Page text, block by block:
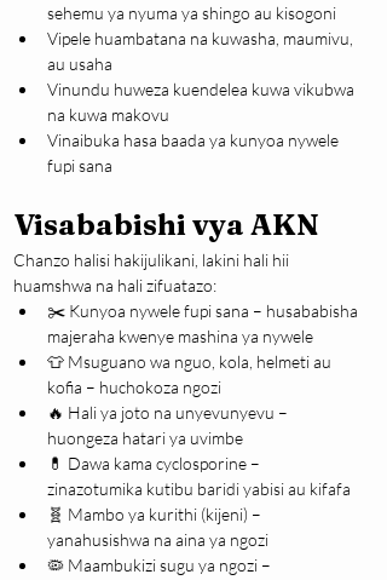
sehemu ya nyuma ya shingo au kisogoni
Vipele huambatana na kuwasha, maumivu,
au usaha
Vinundu huweza kuendelea kuwa vikubwa
na kuwa makovu
Vinaibuka hasa baada ya kunyoa nywele
fupi sana
Visababishi vya AKN
Chanzo halisi hakijulikani, lakini hali hii
huamshwa na hali zifuatazo:
✂️ Kunyoa nywele fupi sana – husababisha
majeraha kwenye mashina ya nywele
👕 Msuguano wa nguo, kola, helmeti au
kofia – huchokoza ngozi
🔥 Hali ya joto na unyevunyevu –
huongeza hatari ya uvimbe
💊 Dawa kama cyclosporine –
zinazotumika kutibu baridi yabisi au kifafa
🧬 Mambo ya kurithi (kijeni) –
yanahusishwa na aina ya ngozi
🦠 Maambukizi sugu ya ngozi –